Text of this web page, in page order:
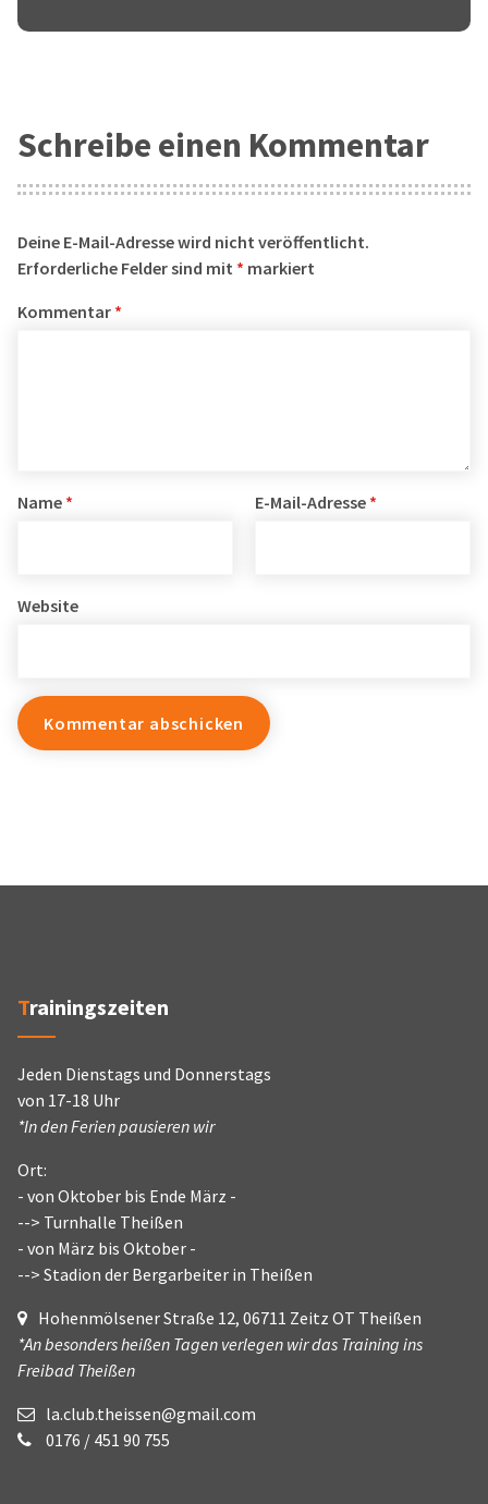
Schreibe einen Kommentar
Deine E-Mail-Adresse wird nicht veröffentlicht.
Erforderliche Felder sind mit * markiert
Kommentar *
Name * E-Mail-Adresse *
Website
Trainingszeiten
Jeden Dienstags und Donnerstags
von 17-18 Uhr
*In den Ferien pausieren wir
Ort:
- von Oktober bis Ende März -
--> Turnhalle Theißen
- von März bis Oktober -
--> Stadion der Bergarbeiter in Theißen
Hohenmölsener Straße 12, 06711 Zeitz OT Theißen
*An besonders heißen Tagen verlegen wir das Training ins
Freibad Theißen
la.club.theissen@gmail.com
0176 / 451 90 755